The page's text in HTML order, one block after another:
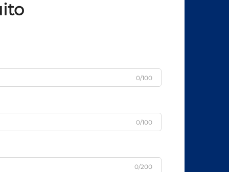
0/100
0/100
0/200